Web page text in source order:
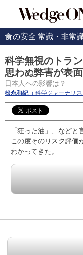
食の安全 常識・非常
科学無視のトラ
思わぬ弊害が表
日本人への影響は？
松永和紀（ 科学ジャーナリス
「狂った油」、などと
この度そのリスク評価
わかってきた。